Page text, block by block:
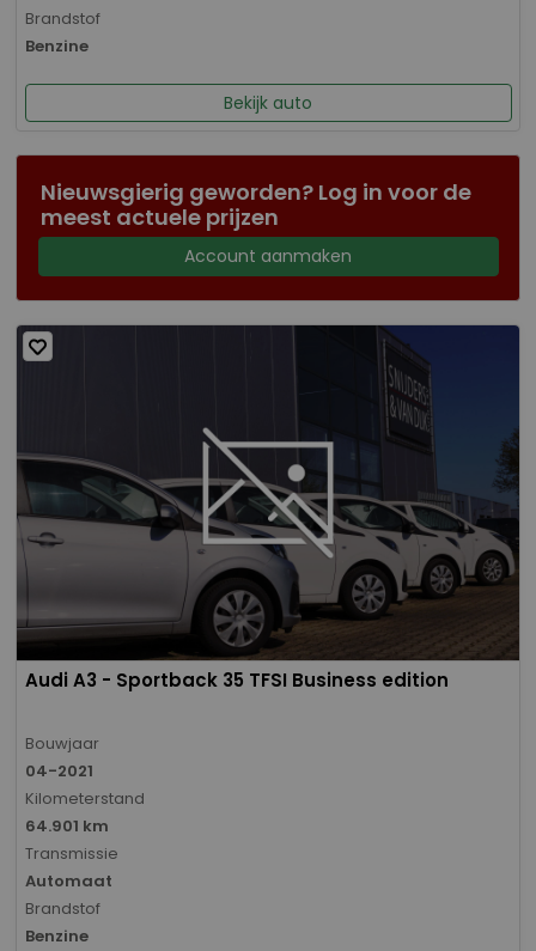
Brandstof
Benzine
Bekijk auto
Nieuwsgierig geworden? Log in voor de
meest actuele prijzen
Account aanmaken
Audi A3 - Sportback 35 TFSI Business edition
Bouwjaar
04-2021
Kilometerstand
64.901 km
Transmissie
Automaat
Brandstof
Benzine